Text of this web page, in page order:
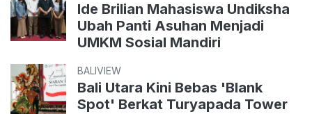
Ide Brilian Mahasiswa Undiksha
Ubah Panti Asuhan Menjadi
UMKM Sosial Mandiri
BALIVIEW
Bali Utara Kini Bebas 'Blank
Spot' Berkat Turyapada Tower